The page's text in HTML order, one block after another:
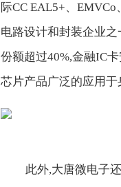
际CC EAL5+、
电路设计和封装企业
份额超过40%,金融IC
芯片产品广泛的应用于
此外,大唐微电子